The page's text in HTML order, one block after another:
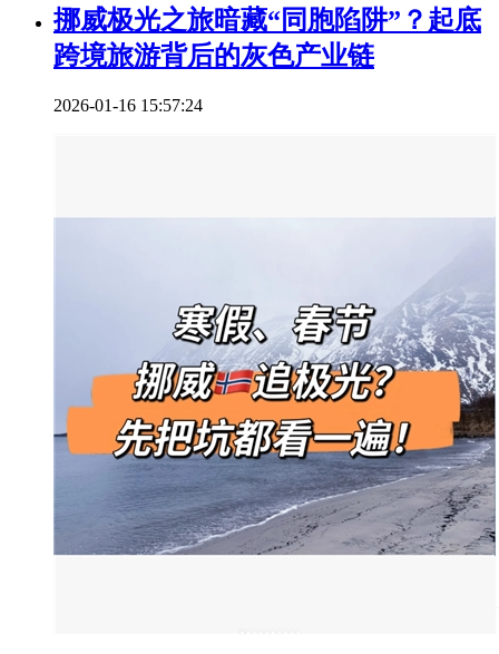
挪威极光之旅暗藏“同胞陷阱”？起底
跨境旅游背后的灰色产业链
2026-01-16 15:57:24